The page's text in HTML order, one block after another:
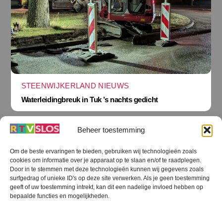
Beheer toestemming
Om de beste ervaringen te bieden, gebruiken wij technologieën zoals
cookies om informatie over je apparaat op te slaan en/of te raadplegen.
Door in te stemmen met deze technologieën kunnen wij gegevens zoals
surfgedrag of unieke ID's op deze site verwerken. Als je geen toestemming
geeft of uw toestemming intrekt, kan dit een nadelige invloed hebben op
bepaalde functies en mogelijkheden.
STEENWIJKERLAND NIEUWS
Waterleidingbreuk in Tuk ’s nachts gedicht
Terug
naar
boven
RTV SLOS